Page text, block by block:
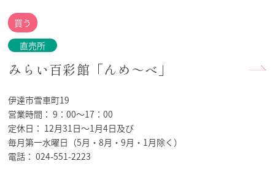
買う
直売所
みらい百彩館「んめ～べ」
伊達市雪車町19
営業時間：9：00～17：00
定休日： 12月31日～1月4日及び
毎月第一水曜日（5月・8月・9月・1月除く）
電話：024-551-2223